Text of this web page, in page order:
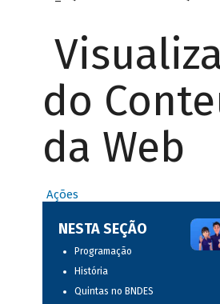
do
da Web
Ações
NESTA SEÇÃO
Programação
História
Quintas no BNDES